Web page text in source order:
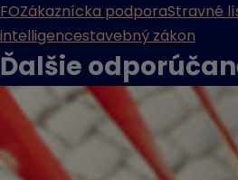
FOZákaznícka podporaStravné
intelligencestavebný zákon
Ďalšie